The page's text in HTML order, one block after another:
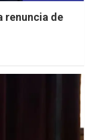
renuncia de